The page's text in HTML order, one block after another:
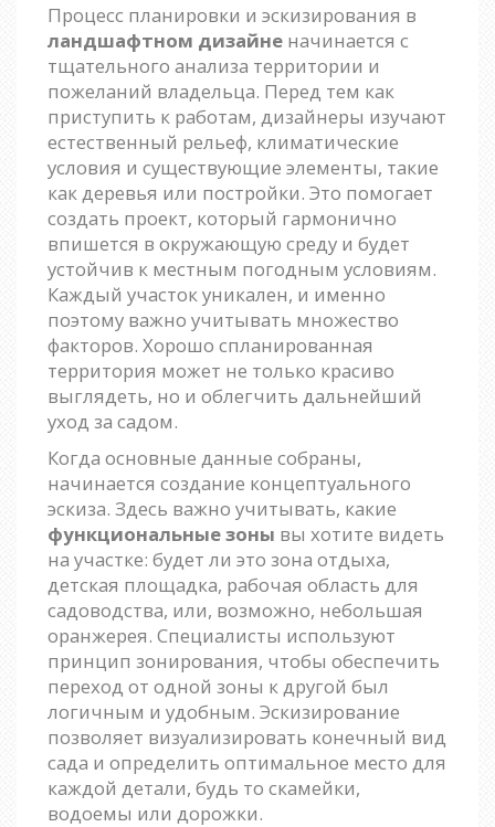
Процесс планировки и эскизирования в
ландшафтном дизайне начинается с
тщательного анализа территории и
пожеланий владельца. Перед тем как
приступить к работам, дизайнеры изучают
естественный рельеф, климатические
условия и существующие элементы, такие
как деревья или постройки. Это помогает
создать проект, который гармонично
впишется в окружающую среду и будет
устойчив к местным погодным условиям.
Каждый участок уникален, и именно
поэтому важно учитывать множество
факторов. Хорошо спланированная
территория может не только красиво
выглядеть, но и облегчить дальнейший
уход за садом.
Когда основные данные собраны,
начинается создание концептуального
эскиза. Здесь важно учитывать, какие
функциональные зоны вы хотите видеть
на участке: будет ли это зона отдыха,
детская площадка, рабочая область для
садоводства, или, возможно, небольшая
оранжерея. Специалисты используют
принцип зонирования, чтобы обеспечить
переход от одной зоны к другой был
логичным и удобным. Эскизирование
позволяет визуализировать конечный вид
сада и определить оптимальное место для
каждой детали, будь то скамейки,
водоемы или дорожки.